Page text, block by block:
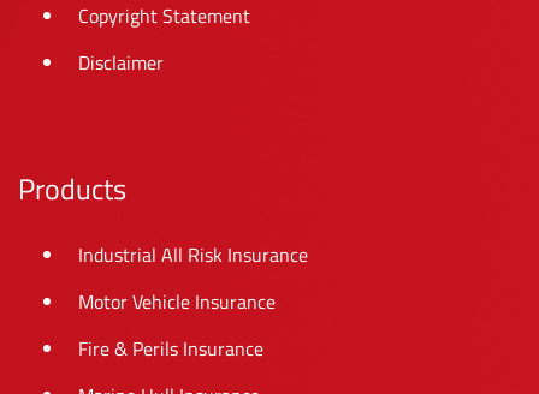
Copyright Statement
Disclaimer
Products
Industrial All Risk Insurance
Motor Vehicle Insurance
Fire & Perils Insurance